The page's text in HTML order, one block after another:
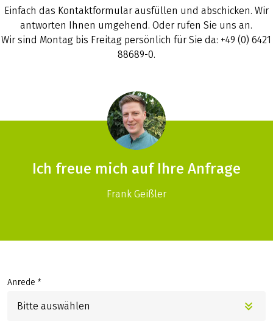
Einfach das Kontaktformular ausfüllen und abschicken. Wir
antworten Ihnen umgehend. Oder rufen Sie uns an.
Wir sind Montag bis Freitag persönlich für Sie da: +49 (0) 6421
88689-0.
Ich freue mich auf Ihre Anfrage
Frank Geißler
Anrede *
Bitte auswählen